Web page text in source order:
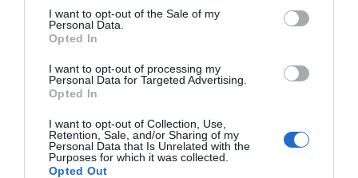
I want to opt-out of the Sale of my
Personal Data.
Opted In
I want to opt-out of processing my
Personal Data for Targeted Advertising.
Opted In
I want to opt-out of Collection, Use,
Retention, Sale, and/or Sharing of my
Personal Data that Is Unrelated with the
Purposes for which it was collected.
Opted Out
He leído y acepto las condiciones legales